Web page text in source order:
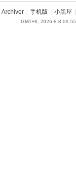
Archiver 手机版 小黑屋
GMT+8, 2026-8-8 09:55